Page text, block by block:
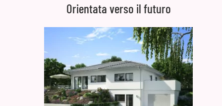
Orientata verso il futuro